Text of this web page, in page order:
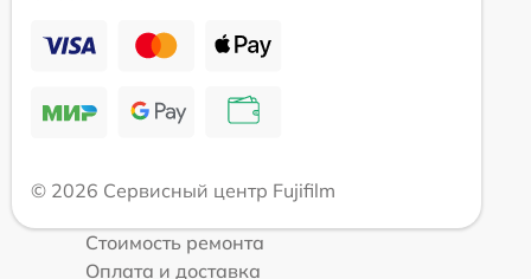
© 2026 Сервисный центр Fujifilm
Стоимость ремонта
Оплата и доставка